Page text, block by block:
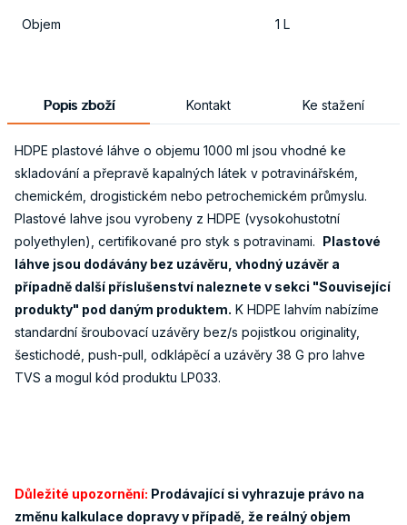
Objem 1 L
Popis zboží Kontakt Ke stažení
HDPE plastové láhve o objemu 1000 ml jsou vhodné ke
skladování a přepravě kapalných látek v potravinářském,
chemickém, drogistickém nebo petrochemickém průmyslu.
Plastové lahve jsou vyrobeny z HDPE (vysokohustotní
polyethylen), certifikované pro styk s potravinami. Plastové
láhve jsou dodávány bez uzávěru, vhodný uzávěr a
případně další příslušenství naleznete v sekci "Související
produkty" pod daným produktem. K HDPE lahvím nabízíme
standardní šroubovací uzávěry bez/s pojistkou originality,
šestichodé, push-pull, odklápěcí a uzávěry 38 G pro lahve
TVS a mogul kód produktu LP033.
Důležité upozornění: Prodávající si vyhrazuje právo na
změnu kalkulace dopravy v případě, že reálný objem